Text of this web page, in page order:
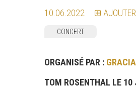
10.06.2022
CONCERT
ORGANISÉ PAR :
TOM ROSENTHAL LE 10